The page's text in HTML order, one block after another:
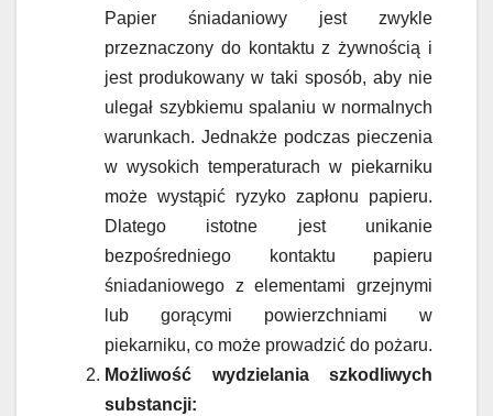
Papier śniadaniowy jest zwykle
przeznaczony do kontaktu z żywnością i
jest produkowany w taki sposób, aby nie
ulegał szybkiemu spalaniu w normalnych
warunkach. Jednakże podczas pieczenia
w wysokich temperaturach w piekarniku
może wystąpić ryzyko zapłonu papieru.
Dlatego istotne jest unikanie
bezpośredniego kontaktu papieru
śniadaniowego z elementami grzejnymi
lub gorącymi powierzchniami w
piekarniku, co może prowadzić do pożaru.
Możliwość wydzielania szkodliwych
substancji: